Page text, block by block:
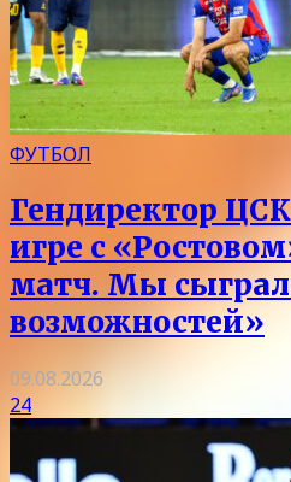
ФУТБОЛ
Гендиректор
игре с
матч. Мы
возможностей»
09.08.2026
24